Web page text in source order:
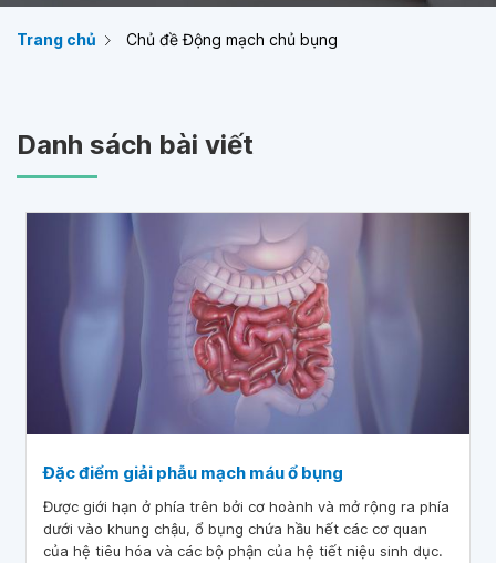
Trang chủ Chủ đề Động mạch chủ bụng
Danh sách bài viết
Đặc điểm giải phẫu mạch máu ổ bụng
Được giới hạn ở phía trên bởi cơ hoành và mở rộng ra phía
dưới vào khung chậu, ổ bụng chứa hầu hết các cơ quan
của hệ tiêu hóa và các bộ phận của hệ tiết niệu sinh dục.